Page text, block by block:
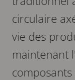
circulaire
vie des
maintenant